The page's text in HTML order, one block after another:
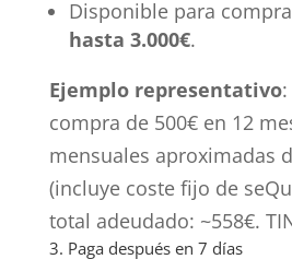
Disponible para
hasta 3.000€.
Ejemplo representativo:
compra de 500€ en 12
mensuales aproximadas
(incluye coste fijo de
total adeudado: ~558€.
3. Paga después en 7 días